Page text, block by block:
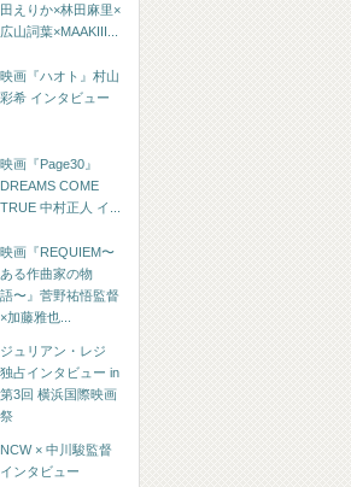
田えりか×林田麻里×
広山詞葉×MAAKIII...
映画『ハオト』村山
彩希 インタビュー
映画『Page30』
DREAMS COME
TRUE 中村正人 イ...
映画『REQUIEM〜
ある作曲家の物
語〜』菅野祐悟監督
×加藤雅也...
ジュリアン・レジ
独占インタビュー in
第3回 横浜国際映画
祭
NCW × 中川駿監督
インタビュー